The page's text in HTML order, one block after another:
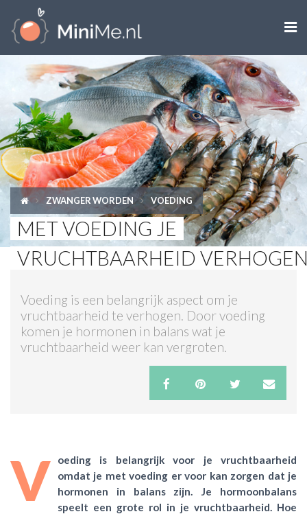

ZWANGER WORDEN
ZWANGER
BABY
PEUTER
KIND
LIFESTYLE
SHOPS
ACTIES & KORTING
ZWANGER WORDEN VOEDING
MET VOEDING JE
VRUCHTBAARHEID
Voeding is een belangrijk aspect om je
vruchtbaarheid te verhogen. Door voeding
komen je hormonen in balans wat je
vruchtbaarheid weer kan vergroten.
V
oeding is belangrijk voor je vruchtbaarheid
omdat je met voeding er voor kan zorgen dat je
hormonen in balans zijn. Je hormoonbalans
speelt een grote rol in je vruchtbaarheid. Hoe